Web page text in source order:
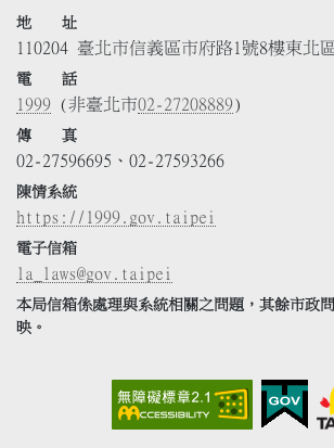
地 址
110204 臺北市信義區市府路1號8樓東北
電 話
1999 (非臺北市02-27208889)
傳 真
02-27596695、02-27593266
陳情系統
https://1999.gov.taipei
電子信箱
la_laws@gov.taipei
本局信箱係處理與系統相關之問題，其餘市政
映。